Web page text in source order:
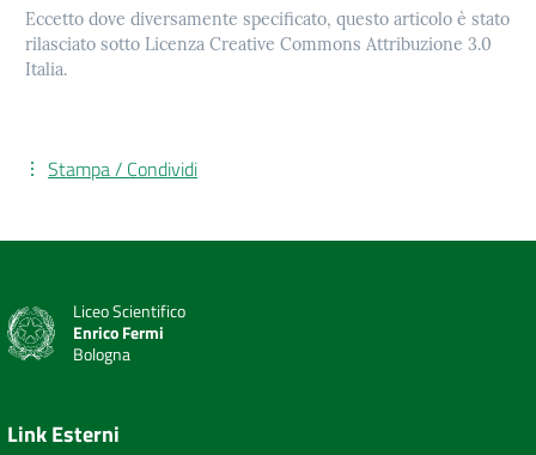
Eccetto dove diversamente specificato, questo articolo è stato
rilasciato sotto Licenza Creative Commons Attribuzione 3.0
Italia.
Stampa / Condividi
Liceo Scientifico
Enrico Fermi
Bologna
Link Esterni